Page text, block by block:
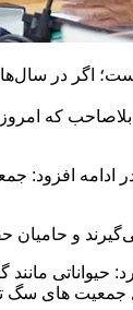
اگر در
ادامه
و
حیواناتی
جمعیت های سگ